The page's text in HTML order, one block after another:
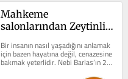
Mahkeme
salonlarından Zeytinli
Bir insanın nasıl yaşadığını anlamak
için bazen hayatına değil, cenazesine
bakmak yeterlidir. Nebi Barlas’ın 21
Temmuz’da Zeytinli...